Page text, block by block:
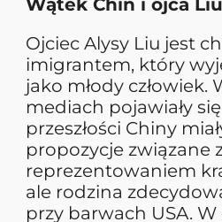
Ojciec Alysy Liu jest
imigrantem, który
jako młody człowiek.
mediach pojawiały
przeszłości Chiny
propozycje związane
reprezentowaniem
ale rodzina
przy barwach USA.